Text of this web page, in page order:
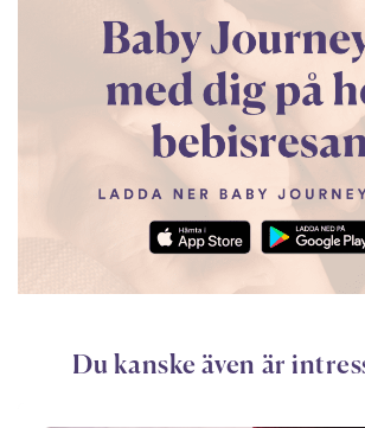
Du kanske även är